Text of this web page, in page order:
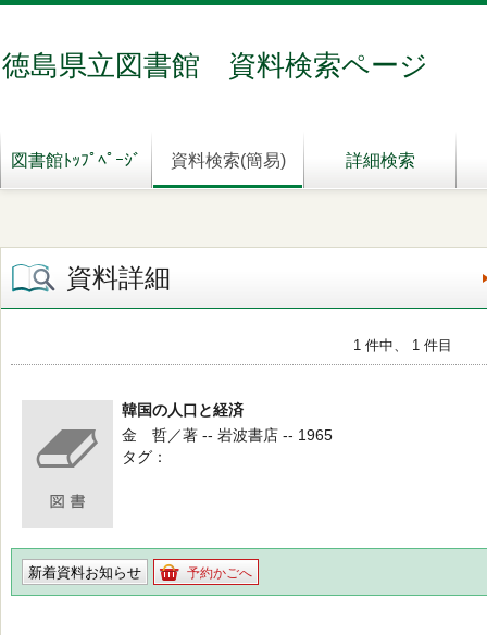
徳島県立図書館 資料検索ページ
図書館ﾄｯﾌﾟﾍﾟｰｼﾞ 資料検索(簡易) 詳細検索
資料詳細
1 件中、 1 件目
韓国の人口と経済
金 哲／著 -- 岩波書店 -- 1965
タグ
新着資料お知らせ 予約かごへ